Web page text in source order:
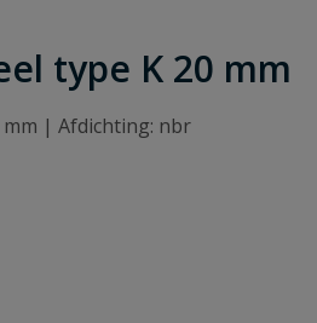
type K 20 mm
| Afdichting: nbr